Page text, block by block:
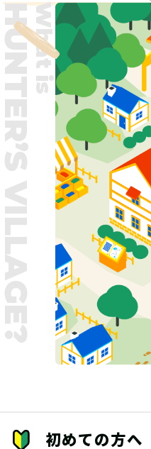
What is
VILLAGE?
初めての方へ